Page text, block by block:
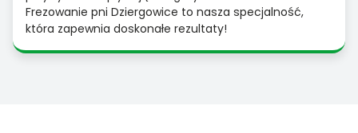
Frezowanie pni Dziergowice to nasza specjalność,
która zapewnia doskonałe rezultaty!